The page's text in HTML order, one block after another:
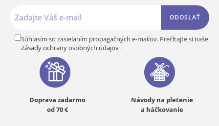
ODOSLAŤ
Súhlasím so zasielaním propagačných e-mailov. Prečítajte si naše
Zásady ochrany osobných údajov .
Doprava zadarmo
od 70 €
Návody na pletenie
a háčkovanie